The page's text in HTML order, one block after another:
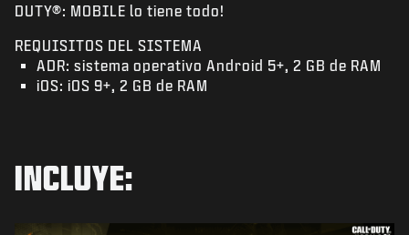
INICIAR SESIÓN|REGISTRARSE
DUTY®: MOBILE lo tiene todo!
REQUISITOS DEL SISTEMA
ADR: sistema operativo Android 5+, 2 GB de RAM
iOS: iOS 9+, 2 GB de RAM
INCLUYE: